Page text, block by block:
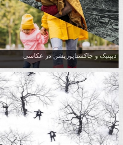
دیپتیک و جاکستا‌پوزیشن در عکاسی